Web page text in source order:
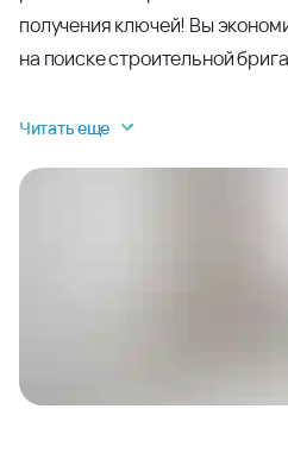
получения ключей! Вы
на поиске строительной
Читать еще